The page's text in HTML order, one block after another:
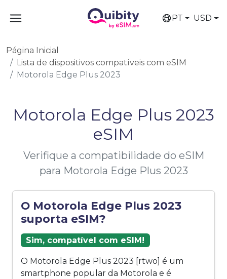
PT USD
Página Inicial
Lista de dispositivos compatíveis com eSIM
Motorola Edge Plus 2023
Motorola Edge Plus 2023
eSIM
Verifique a compatibilidade do eSIM
para Motorola Edge Plus 2023
O Motorola Edge Plus 2023
suporta eSIM?
Sim, compatível com eSIM!
O Motorola Edge Plus 2023 [rtwo] é um
smartphone popular da Motorola e é